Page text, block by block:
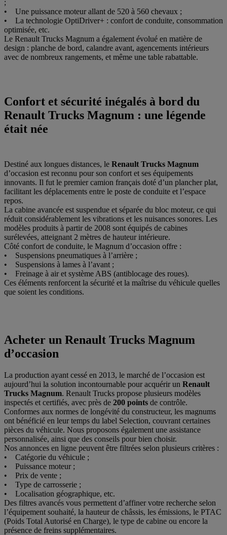
;
• Une puissance moteur allant de 520 à 560 chevaux ;
• La technologie OptiDriver+ : confort de conduite, consommation
optimisée, etc.
Le Renault Trucks Magnum a également évolué en matière de
design : planche de bord, calandre avant, agencements intérieurs
avec de nombreux rangements, et même une table rabattable.
Confort et sécurité inégalés à bord du
Renault Trucks Magnum : une légende
était née
Destiné aux longues distances, le Renault Trucks Magnum
d’occasion est reconnu pour son confort et ses équipements
innovants. Il fut le premier camion français doté d’un plancher plat,
facilitant les déplacements entre le poste de conduite et l’espace
repos.
La cabine avancée est suspendue et séparée du bloc moteur, ce qui
réduit considérablement les vibrations et les nuisances sonores. Les
modèles produits à partir de 2008 sont équipés de cabines
surélevées, atteignant 2 mètres de hauteur intérieure.
Côté confort de conduite, le Magnum d’occasion offre :
• Suspensions pneumatiques à l’arrière ;
• Suspensions à lames à l’avant ;
• Freinage à air et système ABS (antiblocage des roues).
Ces éléments renforcent la sécurité et la maîtrise du véhicule quelles
que soient les conditions.
Acheter un Renault Trucks Magnum
d’occasion
La production ayant cessé en 2013, le marché de l’occasion est
aujourd’hui la solution incontournable pour acquérir un Renault
Trucks Magnum. Renault Trucks propose plusieurs modèles
inspectés et certifiés, avec près de 200 points de contrôle.
Conformes aux normes de longévité du constructeur, les magnums
ont bénéficié en leur temps du label Selection, couvrant certaines
pièces du véhicule. Nous proposons également une assistance
personnalisée, ainsi que des conseils pour bien choisir.
Nos annonces en ligne peuvent être filtrées selon plusieurs critères :
• Catégorie du véhicule ;
• Puissance moteur ;
• Prix de vente ;
• Type de carrosserie ;
• Localisation géographique, etc.
Des filtres avancés vous permettent d’affiner votre recherche selon
l’équipement souhaité, la hauteur de châssis, les émissions, le PTAC
(Poids Total Autorisé en Charge), le type de cabine ou encore la
présence de freins supplémentaires.